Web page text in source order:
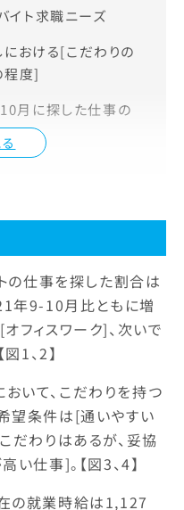
ト求職ニーズ
おける[こだわりの
程度]
月に探した仕事の
仕事を探した割合は
年9-10月比ともに増
フィスワーク]、次いで
1、2】
いて、こだわりを持つ
望条件は[通いやすい
だわりはあるが、妥協
い仕事]。【図3、4】
の就業時給は1,127